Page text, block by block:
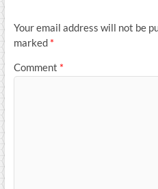
Your email address will not be
marked *
Comment *